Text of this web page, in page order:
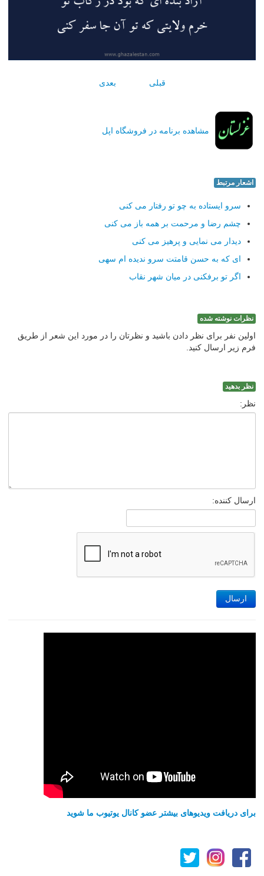
قبلی بعدی
مشاهده برنامه در فروشگاه اپل
اشعار مرتبط
سرو ایستاده به چو تو رفتار می کنی
چشم رضا و مرحمت بر همه باز می کنی
دیدار می نمایی و پرهیز می کنی
ای که به حسن قامتت سرو ندیده ام سهی
اگر تو برفکنی در میان شهر نقاب
نظرات نوشته شده
اولین نفر برای نظر دادن باشید و نظرتان را در مورد این شعر از طریق
فرم زیر ارسال کنید.
نظر بدهید
نظر:
ارسال کننده:
ارسال
برای دریافت ویدیوهای بیشتر عضو کانال یوتیوب ما شوید